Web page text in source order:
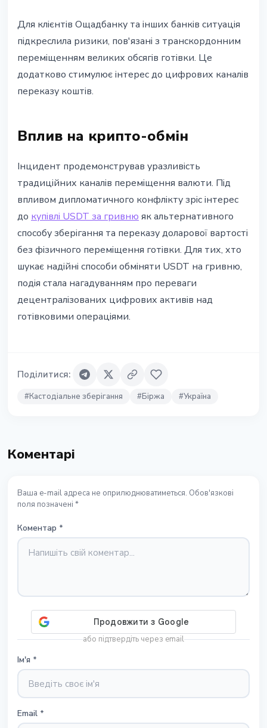
Для клієнтів Ощадбанку та інших банків ситуація
підкреслила ризики, пов'язані з транскордонним
переміщенням великих обсягів готівки. Це
додатково стимулює інтерес до цифрових каналів
переказу коштів.
Вплив на крипто-обмін
Інцидент продемонстрував уразливість
традиційних каналів переміщення валюти. Під
впливом дипломатичного конфлікту зріс інтерес
до купівлі USDT за гривню як альтернативного
способу зберігання та переказу доларової вартості
без фізичного переміщення готівки. Для тих, хто
шукає надійні способи обміняти USDT на гривню,
подія стала нагадуванням про переваги
децентралізованих цифрових активів над
готівковими операціями.
Поділитися:
#Кастодіальне зберігання #Біржа #Україна
Коментарі
Ваша e-mail адреса не оприлюднюватиметься. Обов'язкові
поля позначені *
Коментар *
або підтвердіть через email
Ім'я *
Email *